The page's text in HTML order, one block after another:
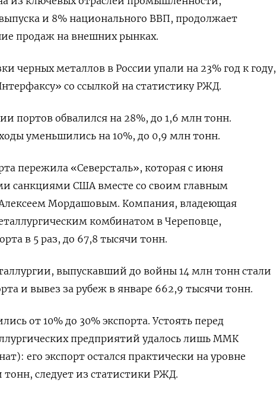
и 8% национального ВВП, продолжает
продаж на внешних рынках.
черных металлов в России упали на 23% год к году,
со ссылкой на статистику РЖД.
портов обвалился на 28%, до 1,6 млн тонн.
уменьшились на 10%, до 0,9 млн тонн.
пережила «Северсталь», которая с июня
санкциями США вместе со своим главным
Мордашовым. Компания, владеющая
комбинатом в Череповце,
в 5 раз, до 67,8 тысячи тонн.
выпускавший до войны 14 млн тонн стали
и вывез за рубеж в январе 662,9 тысячи тонн.
от 10% до 30% экспорта. Устоять перед
предприятий удалось лишь ММК
его экспорт остался практически на уровне
следует из статистики РЖД.